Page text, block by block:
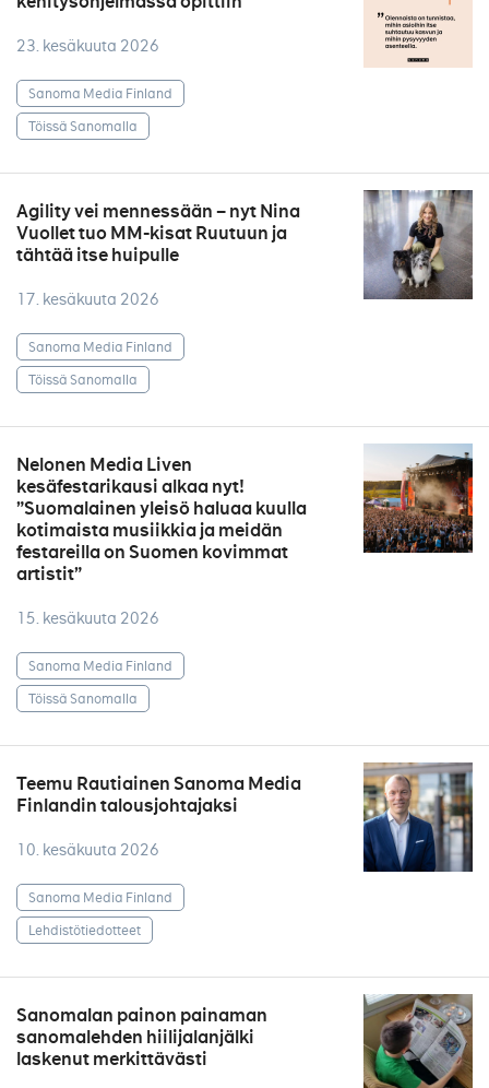
23. kesäkuuta 2026
Sanoma Media Finland
Töissä Sanomalla
Agility vei mennessään – nyt Nina
Vuollet tuo MM-kisat Ruutuun ja
tähtää itse huipulle
17. kesäkuuta 2026
Sanoma Media Finland
Töissä Sanomalla
Nelonen Media Liven
kesäfestarikausi alkaa nyt!
”Suomalainen yleisö haluaa kuulla
kotimaista musiikkia ja meidän
festareilla on Suomen kovimmat
artistit”
15. kesäkuuta 2026
Sanoma Media Finland
Töissä Sanomalla
Teemu Rautiainen Sanoma Media
Finlandin talousjohtajaksi
10. kesäkuuta 2026
Sanoma Media Finland
Lehdistötiedotteet
Sanomalan painon painaman
sanomalehden hiilijalanjälki
laskenut merkittävästi